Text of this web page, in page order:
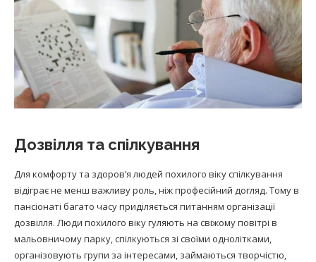
Дозвілля та спілкування
Для комфорту та здоров’я людей похилого віку спілкування
відіграє не менш важливу роль, ніж професійний догляд. Тому в
пансіонаті багато часу приділяється питанням організації
дозвілля. Люди похилого віку гуляють на свіжому повітрі в
мальовничому парку, спілкуються зі своїми однолітками,
організовують групи за інтересами, займаються творчістю,